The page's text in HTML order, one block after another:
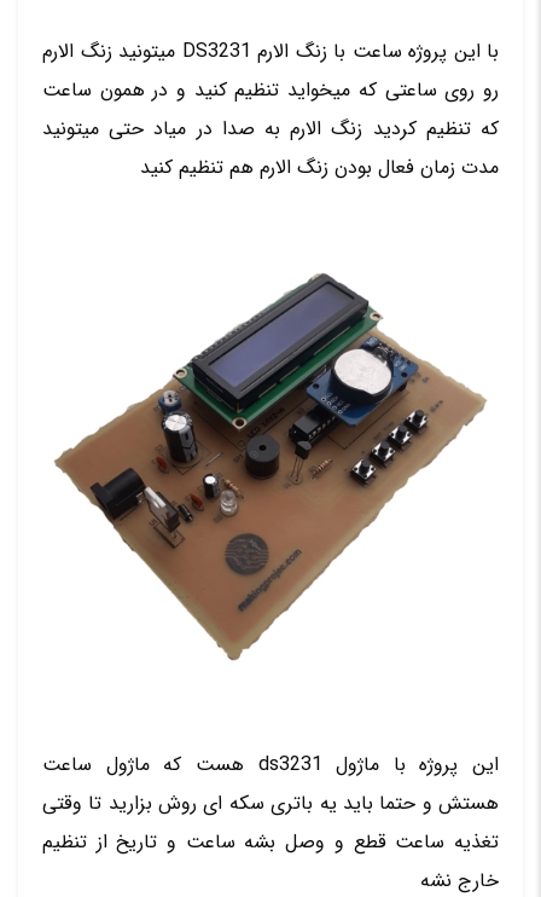
با این پروژه ساعت با زنگ الارم DS3231 میتونید زنگ الارم
رو روی ساعتی که میخواید تنظیم کنید و در همون ساعت
که تنظیم کردید زنگ الارم به صدا در میاد حتی میتونید
مدت زمان فعال بودن زنگ الارم هم تنظیم کنید
این پروژه با ماژول ds3231 هست که ماژول ساعت
هستش و حتما باید یه باتری سکه ای روش بزارید تا وقتی
تغذیه ساعت قطع و وصل بشه ساعت و تاریخ از تنظیم
خارج نشه